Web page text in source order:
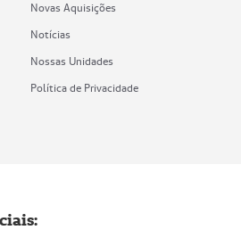
Novas Aquisições
Notícias
Nossas Unidades
Política de Privacidade